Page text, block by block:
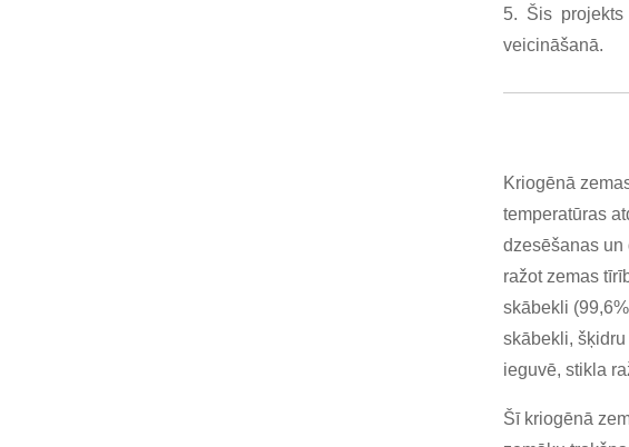
5. Šis projekts
veicināšanā.
Kriogēnā
temperatūras
dzesēšanas un
ražot zemas
skābekli
skābekli,
ieguvē, stikla
Šī kriogēnā